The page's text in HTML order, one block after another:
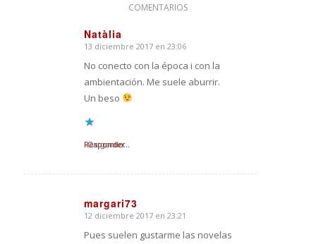
COMENTARIOS
Natàlia
Dice:
13 diciembre 2017 en 23:06
No conecto con la época i con la
ambientación. Me suele aburrir.
Un beso
Cargando...
Responder
margari73
Dice:
12 diciembre 2017 en 23:21
Pues suelen gustarme las novelas